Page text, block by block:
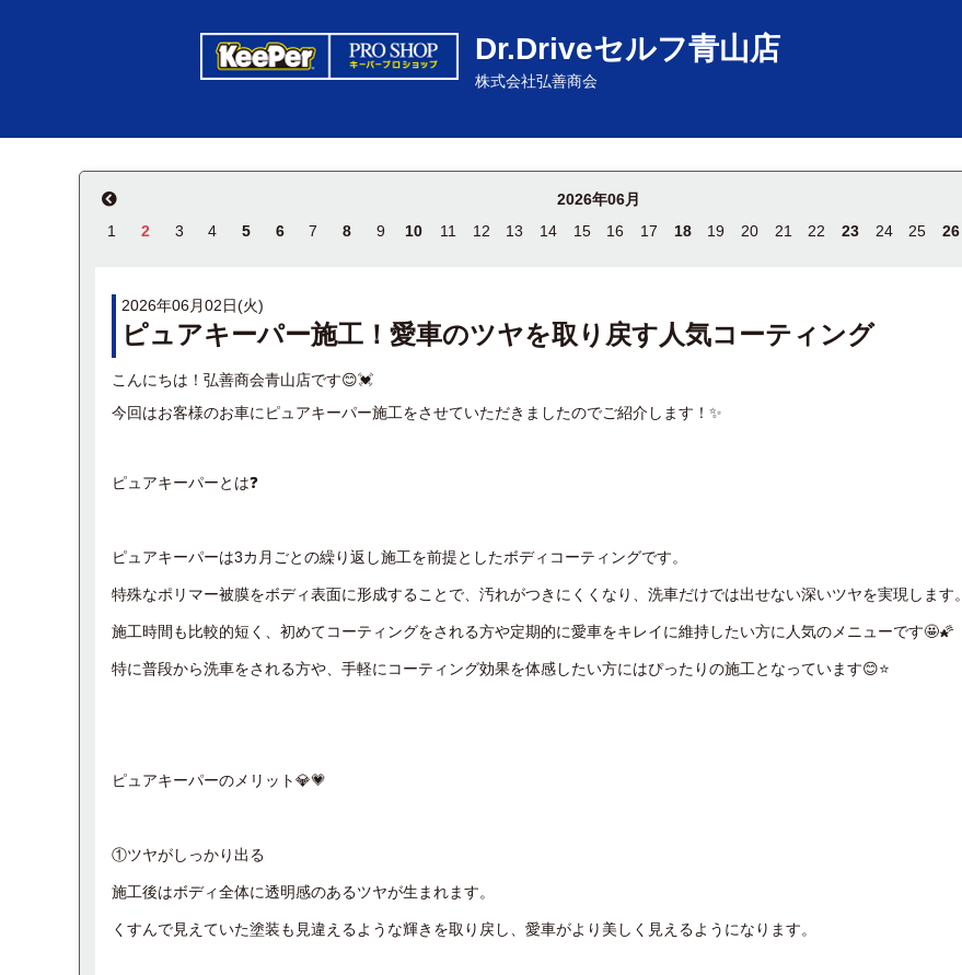
Dr.Driveセルフ青山店
株式会社弘善商会
2026年06月
1
2 3 4 5 6 7 8 9 10 11 12 13 14 15 16 17 18 19 20 21 22 23 24 25 26
2026年06月02日(火)
ピュアキーパー施工！愛車のツヤを取り戻す人気コーティング
こんにちは！弘善商会青山店です😊💓
今回はお客様のお車にピュアキーパー施工をさせていただきましたのでご紹介します！✨
ピュアキーパーとは❓
ピュアキーパーは3カ月ごとの繰り返し施工を前提としたボディコーティングです。
特殊なポリマー被膜をボディ表面に形成することで、汚れがつきにくくなり、洗車だけでは出せない深いツヤを実現します。
施工時間も比較的短く、初めてコーティングをされる方や定期的に愛車をキレイに維持したい方に人気のメニューです🤩🌠
特に普段から洗車をされる方や、手軽にコーティング効果を体感したい方にはぴったりの施工となっています😊⭐
ピュアキーパーのメリット💎💗
①ツヤがしっかり出る
施工後はボディ全体に透明感のあるツヤが生まれます。
くすんで見えていた塗装も見違えるような輝きを取り戻し、愛車がより美しく見えるようになります。